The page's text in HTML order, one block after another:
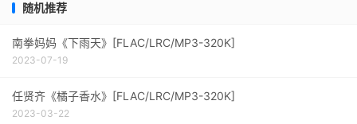
随机推荐
南拳妈妈《下雨天》[FLAC/LRC/MP3-320K]
2023-07-19
任贤齐《橘子香水》[FLAC/LRC/MP3-320K]
2023-03-22